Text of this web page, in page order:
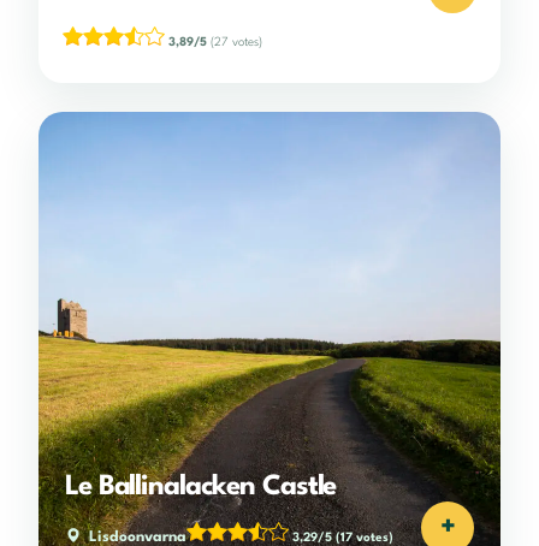
3,89/5 (27 votes)
Le Ballinalacken Castle
Lisdoonvarna 3,29/5(17 votes) +